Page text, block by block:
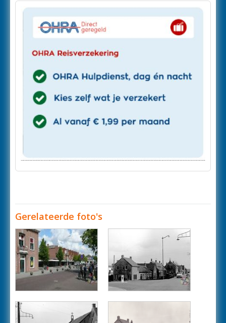
Gerelateerde foto's